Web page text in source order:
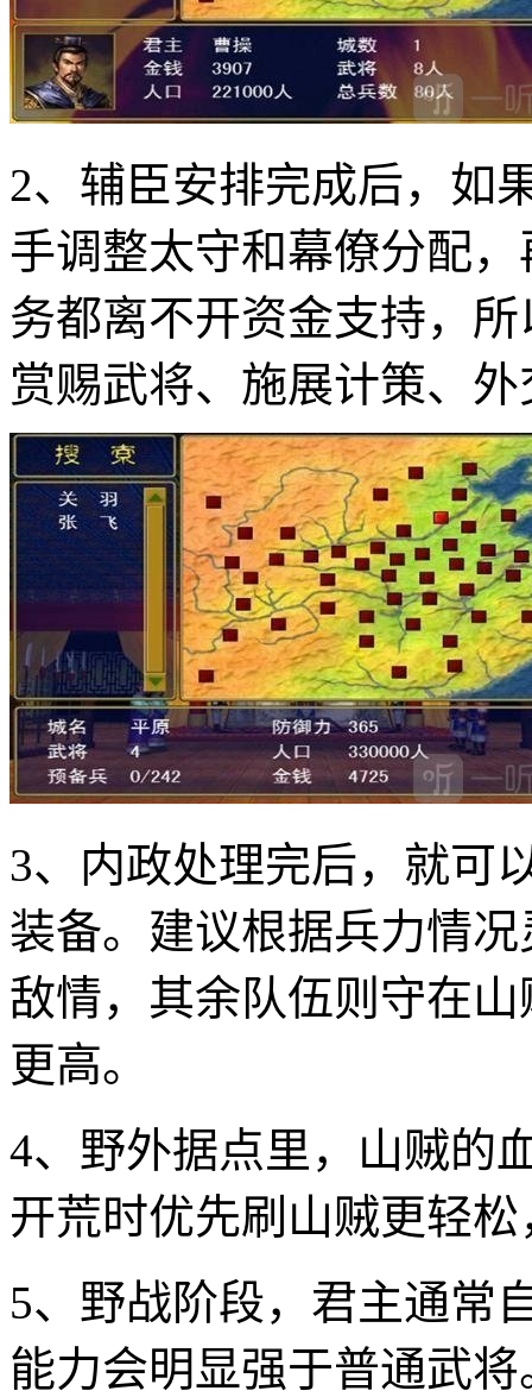
2、辅臣安排完成后，如
手调整太守和幕僚分配
务都离不开资金支持，
赏赐武将、施展计策、
3、内政处理完后，就可
装备。建议根据兵力情
敌情，其余队伍则守在
更高。
4、野外据点里，山贼的
开荒时优先刷山贼更轻
5、野战阶段，君主通常
能力会明显强于普通武